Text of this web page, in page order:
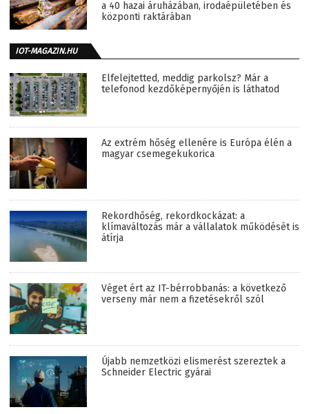
a 40 hazai áruházában, irodaépületében és
központi raktárában
IOT-MAGAZIN.HU
Elfelejtetted, meddig parkolsz? Már a
telefonod kezdőképernyőjén is láthatod
Az extrém hőség ellenére is Európa élén a
magyar csemegekukorica
Rekordhőség, rekordkockázat: a
klímaváltozás már a vállalatok működését is
átírja
Véget ért az IT-bérrobbanás: a következő
verseny már nem a fizetésekről szól
Újabb nemzetközi elismerést szereztek a
Schneider Electric gyárai